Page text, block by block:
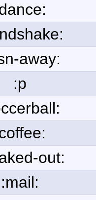
away:
:p
out:
:mail: